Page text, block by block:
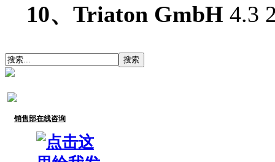
10、Triaton GmbH 4.3
销售部在线咨询